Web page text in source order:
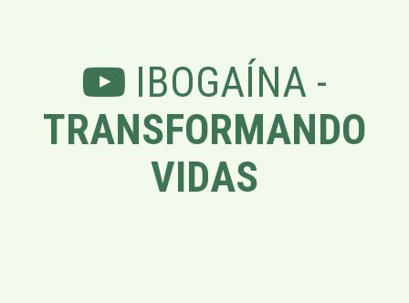
IBOGAÍNA -
TRANSFORMANDO
VIDAS